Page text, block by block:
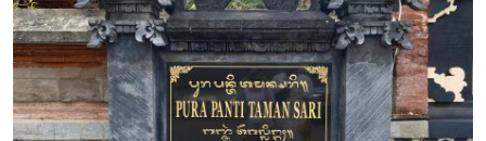
Desa Adat
Tradisi
Kearifan lokal